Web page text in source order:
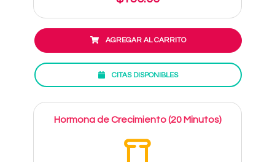
AGREGAR AL CARRITO
CITAS DISPONIBLES
Hormona de Crecimiento (20 Minutos)